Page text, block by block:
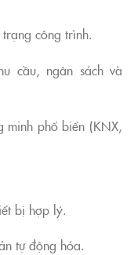
công trình.
cầu, ngân sách và
minh phổ biến (KNX,
bị hợp lý.
tự động hóa.